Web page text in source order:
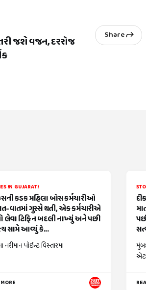
જશે વજન, દરરોજ
Share
IN GUJARATI
કડક મહિલા બોસ કર્મચારીઓ
વાતમાં ગુસ્સે થતી, એક કર્મચારીએ
લેવા ટિફિન બદલી નાખ્યું અને પછી
સામે આવ્યું કે...
પોઇન્ટ વિસ્તારમા